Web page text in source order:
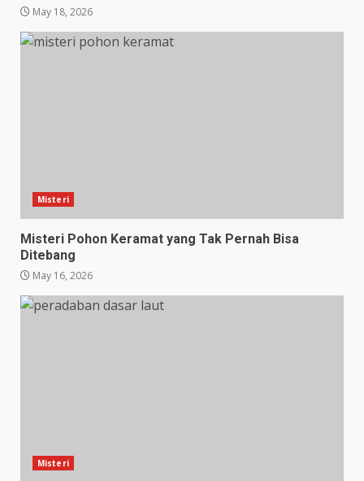
May 18, 2026
Misteri
Misteri Pohon Keramat yang Tak Pernah Bisa
Ditebang
May 16, 2026
Misteri